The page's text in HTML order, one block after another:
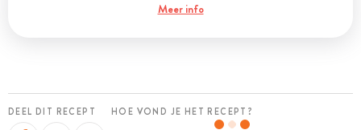
Meer info
DEEL DIT RECEPT HOE VOND JE HET RECEPT?